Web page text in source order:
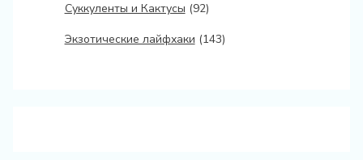
Суккуленты и Кактусы (92)
Экзотические лайфхаки (143)